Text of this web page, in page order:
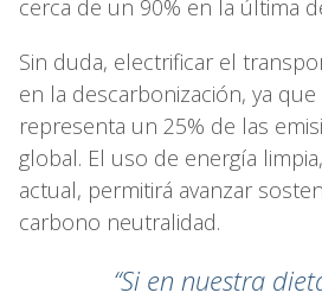
cerca de un 90% en la última
Sin duda, electrificar el
en la descarbonización, ya
representa un 25% de las
global. El uso de energía
actual, permitirá avanzar
carbono neutralidad.
“Si en nuestra